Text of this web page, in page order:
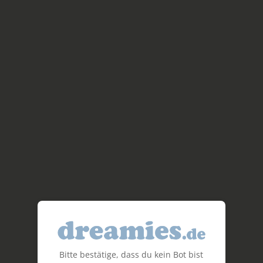
Bitte bestätige, dass du kein Bot bist